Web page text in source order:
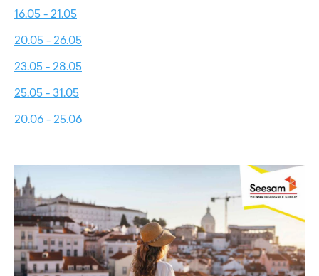
16.05 - 21.05
20.05 - 26.05
23.05 - 28.05
25.05 - 31.05
20.06 - 25.06